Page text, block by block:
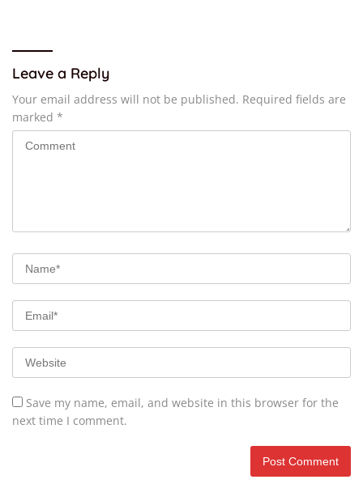
Leave a Reply
Your email address will not be published. Required fields are
marked *
Save my name, email, and website in this browser for the
next time I comment.